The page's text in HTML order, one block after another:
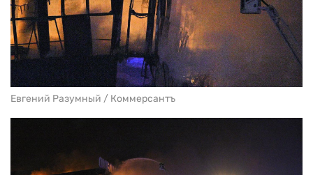
Евгений Разумный / Коммерсантъ